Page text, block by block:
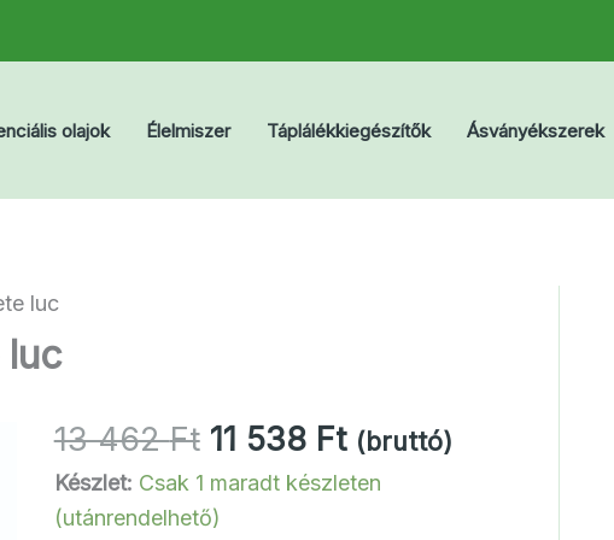
olajok Élelmiszer Táplálékkiegészítők Ásványékszerek
luc
luc
13 462Ft Original
price
was:
11 538 FtCurrent
price
(bruttó)
Készlet: Csak 1 maradt készleten
(utánrendelhető)